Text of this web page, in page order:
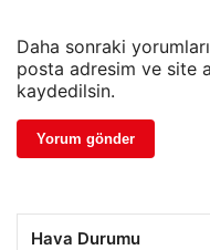
Daha sonraki
posta adresim ve site
kaydedilsin.
Hava Durumu